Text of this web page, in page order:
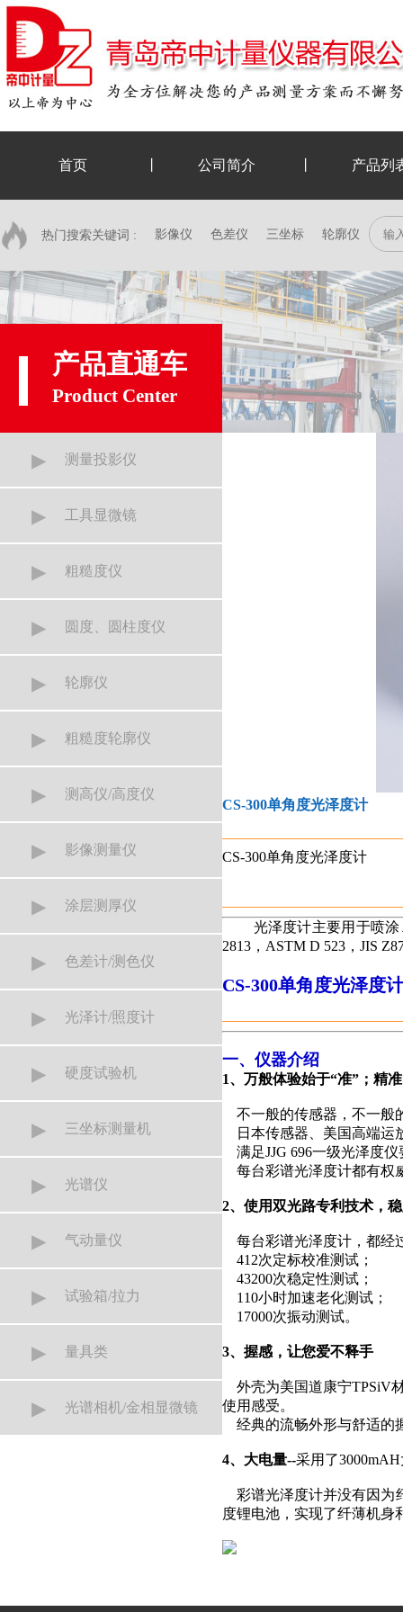
首页 公司简介 产品列
热门搜索关键词 : 影像仪 色差仪 三坐标 轮廓仪
产品直通车
Product Center
▸ 测量投影仪
▸ 工具显微镜
▸ 粗糙度仪
▸ 圆度、圆柱度仪
▸ 轮廓仪
▸ 粗糙度轮廓仪
▸ 测高仪/高度仪
▸ 影像测量仪
▸ 涂层测厚仪
▸ 色差计/测色仪
▸ 光泽计/照度计
▸ 硬度试验机
▸ 三坐标测量机
▸ 光谱仪
▸ 气动量仪
▸ 试验箱/拉力
▸ 量具类
▸ 光谱相机/金相显微镜
CS-300单角度光泽度计
CS-300单角度光泽度计
光泽度计主要用于喷涂、
2813，ASTM D 523，JIS
CS-300单角度光泽度计
一、仪器介绍
1、万般体验始于“准”；精
不一般的传感器，不一般
日本传感器、美国高端运
满足JJG 696一级光泽度
每台彩谱光泽度计都有权
2、使用双光路专利技术，
每台彩谱光泽度计，都经
412次定标校准测试；
43200次稳定性测试；
110小时加速老化测试；
17000次振动测试。
3、握感，让您爱不释手
外壳为美国道康宁TPSiV
使用感受。
经典的流畅外形与舒适的
4、大电量--采用了
彩谱光泽度计并没有因为
度锂电池，实现了纤薄机身